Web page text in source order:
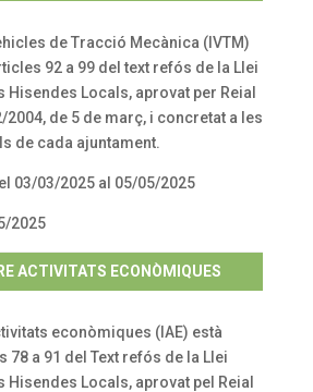
de Tracció Mecànica (IVTM)
92 a 99 del text refós de la Llei
Hisendes Locals, aprovat per Reial
de 5 de març, i concretat a les
de cada ajuntament.
03/03/2025 al 05/05/2025
2025
ACTIVITATS ECONÒMIQUES
econòmiques (IAE) està
78 a 91 del Text refós de la Llei
Hisendes Locals, aprovat pel Reial